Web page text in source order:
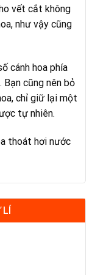
vết cắt không
như vậy cũng
cánh hoa phía
Bạn cũng nên bỏ
chỉ giữ lại một
tự nhiên.
thoát hơi nước